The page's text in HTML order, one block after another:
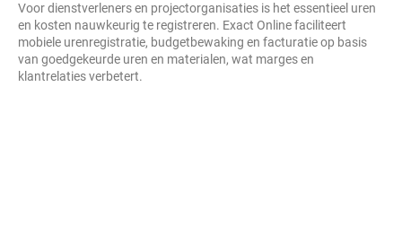
Voor dienstverleners en projectorganisaties is het essentieel uren
en kosten nauwkeurig te registreren. Exact Online faciliteert
mobiele urenregistratie, budgetbewaking en facturatie op basis
van goedgekeurde uren en materialen, wat marges en
klantrelaties verbetert.